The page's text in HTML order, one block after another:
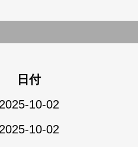
日付
2025-10-02
2025-10-02